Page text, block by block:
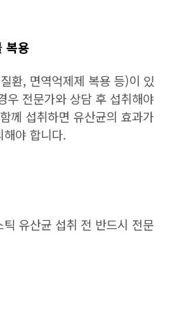
복용
환, 면역억제제 복용 등)이 있
우 전문가와 상담 후 섭취해야
께 섭취하면 유산균의 효과가
야 합니다.
유산균 섭취 전 반드시 전문